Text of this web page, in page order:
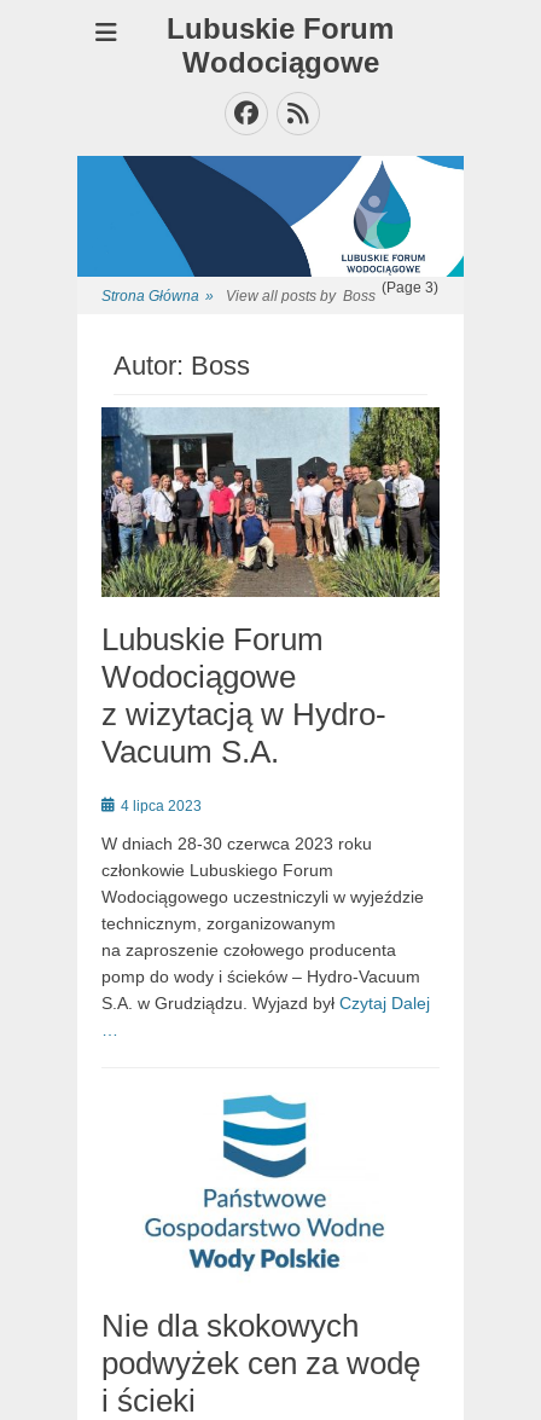
Lubuskie Forum
Wodociągowe
Facebook
Feed
Strona Główna » View all posts by Boss (Page 3)
Autor: Boss
Lubuskie Forum
Wodociągowe
z wizytacją w Hydro-
Vacuum S.A.
Posted
4 lipca 2023
W dniach 28-30 czerwca 2023 roku
członkowie Lubuskiego Forum
Wodociągowego uczestniczyli w wyjeździe
technicznym, zorganizowanym
na zaproszenie czołowego producenta
pomp do wody i ścieków – Hydro-Vacuum
S.A. w Grudziądzu. Wyjazd był Czytaj Dalej
…
Nie dla skokowych
podwyżek cen za wodę
i ścieki